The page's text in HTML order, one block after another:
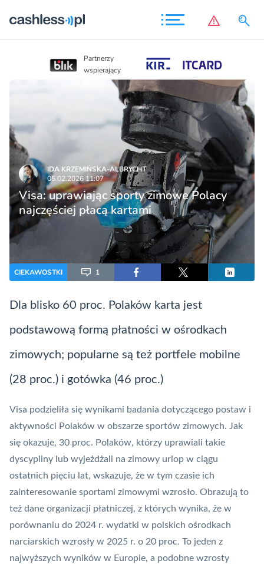
Partnerzy
wspierający
IDA KRZEMIŃSKA-ALBRYCHT
05.02.2026 11:07
Visa: uprawiając sporty zimowe Polacy
najczęściej płacą kartami
CIEKAWOSTKI 1
Dla blisko 60 proc. Polaków karta jest
podstawową formą płatności w ośrodkach
zimowych; popularne są też portfele mobilne
(28 proc.) i gotówka (46 proc.)
Visa podzieliła się wynikami badania dotyczącego postaw i
aktywności Polaków w obszarze sportów zimowych. Jak
się okazuje, 30 proc. Polaków, którzy uprawiali takie
dyscypliny lub wyjeżdżali na zimowy urlop w ciągu
ostatnich pięciu lat, wskazuje, że w tym czasie ich
zainteresowanie sportami zimowymi wzrosło. Obrazują to
też dane organizacji płatniczej, z których wynika, że w
porównaniu do 2024 r. wydatki w polskich ośrodkach
narciarskich wzrosły w 2025 r. o 20 proc. To jeden z
najwyższych wyników w Europie, a podobne wzrosty